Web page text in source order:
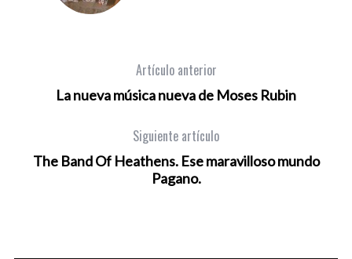
Artículo anterior
La nueva música nueva de Moses Rubin
Siguiente artículo
The Band Of Heathens. Ese maravilloso mundo
Pagano.